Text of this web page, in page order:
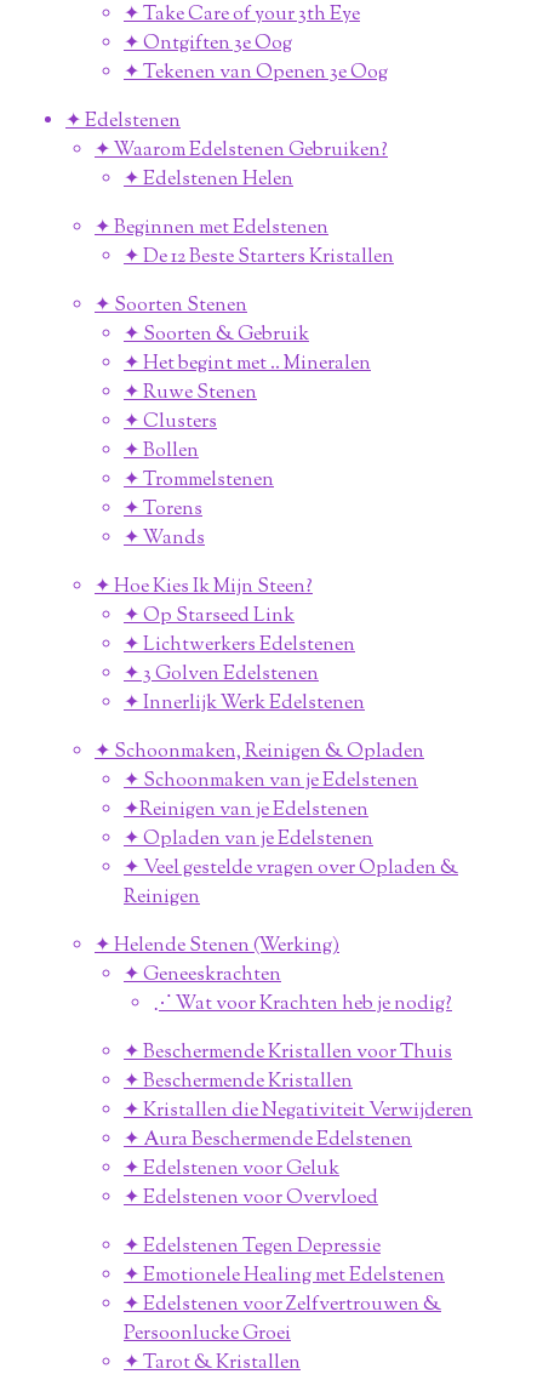
✦ Take Care of your 3th Eye
✦ Ontgiften 3e Oog
✦ Tekenen van Openen 3e Oog
✦ Edelstenen
✦ Waarom Edelstenen Gebruiken?
✦ Edelstenen Helen
✦ Beginnen met Edelstenen
✦ De 12 Beste Starters Kristallen
✦ Soorten Stenen
✦ Soorten & Gebruik
✦ Het begint met .. Mineralen
✦ Ruwe Stenen
✦ Clusters
✦ Bollen
✦ Trommelstenen
✦ Torens
✦ Wands
✦ Hoe Kies Ik Mijn Steen?
✦ Op Starseed Link
✦ Lichtwerkers Edelstenen
✦ 3 Golven Edelstenen
✦ Innerlijk Werk Edelstenen
✦ Schoonmaken, Reinigen & Opladen
✦ Schoonmaken van je Edelstenen
✦Reinigen van je Edelstenen
✦ Opladen van je Edelstenen
✦ Veel gestelde vragen over Opladen &
Reinigen
✦ Helende Stenen (Werking)
✦ Geneeskrachten
⋰ Wat voor Krachten heb je nodig?
✦ Beschermende Kristallen voor Thuis
✦ Beschermende Kristallen
✦ Kristallen die Negativiteit Verwijderen
✦ Aura Beschermende Edelstenen
✦ Edelstenen voor Geluk
✦ Edelstenen voor Overvloed
✦ Edelstenen Tegen Depressie
✦ Emotionele Healing met Edelstenen
✦ Edelstenen voor Zelfvertrouwen &
Persoonlucke Groei
✦ Tarot & Kristallen